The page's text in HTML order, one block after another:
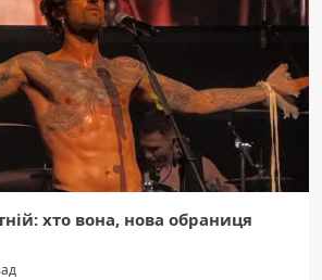
хто вона, нова обраниця